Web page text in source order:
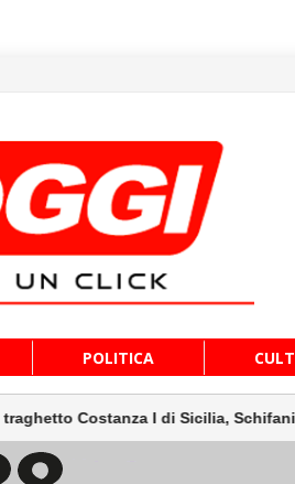
POLITICA
I di Sicilia, Schifani “Rispettati gli